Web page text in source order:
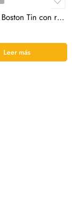
Coctelera Boston Tin con recubrimiento.
Leer más